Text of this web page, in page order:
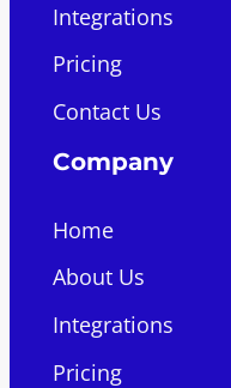
Integrations
Pricing
Contact Us
Company
Home
About Us
Integrations
Pricing